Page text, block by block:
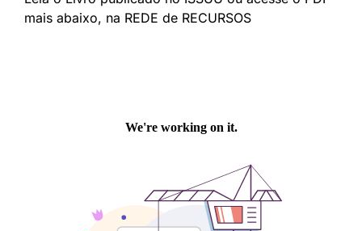
mais abaixo, na REDE de RECURSOS